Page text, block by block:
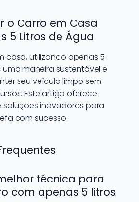
o Carro em Casa
5 Litros de Água
casa, utilizando apenas 5
uma maneira sustentável e
seu veículo limpo sem
Este artigo oferece
soluções inovadoras para
com sucesso.
técnica para
com apenas 5 litros